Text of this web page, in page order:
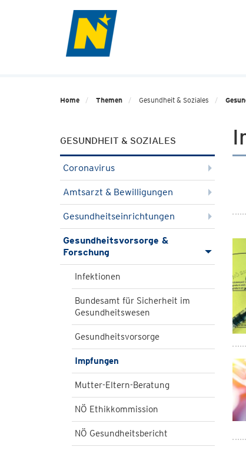
Home Themen Gesundheit & Soziales
GESUNDHEIT & SOZIALES
Coronavirus
Amtsarzt & Bewilligungen
Gesundheitseinrichtungen
Gesundheitsvorsorge &
Forschung
Infektionen
Bundesamt für Sicherheit im
Gesundheitswesen
Gesundheitsvorsorge
Impfungen
Mutter-Eltern-Beratung
NÖ Ethikkommission
NÖ Gesundheitsbericht